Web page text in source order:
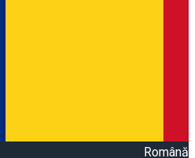
Română